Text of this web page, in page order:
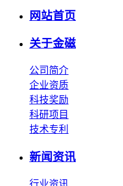
网站首页
关于金磁
公司简介
企业资质
科技奖励
科研项目
技术专利
新闻资讯
行业资讯